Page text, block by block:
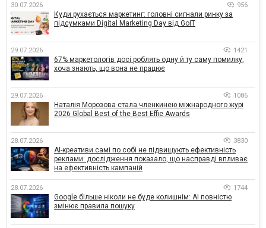
30.07.2026 956
Куди рухається маркетинг: головні сигнали ринку за
підсумками Digital Marketing Day від GoIT
29.07.2026 1421
67% маркетологів досі роблять одну й ту саму помилку,
хоча знають, що вона не працює
29.07.2026 1086
Наталія Морозова стала членкинею міжнародного журі
2026 Global Best of the Best Effie Awards
28.07.2026 3830
AI-креативи самі по собі не підвищують ефективність
реклами: дослідження показало, що насправді впливає
на ефективність кампаній
28.07.2026 1744
Google більше ніколи не буде колишнім: AI повністю
змінює правила пошуку